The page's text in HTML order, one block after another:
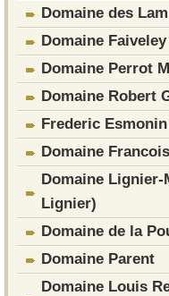
Domaine des
Domaine Faiveley
Domaine Perrot
Domaine Robert
Frederic Esmonin
Domaine
Domaine
Lignier)
Domaine de la
​Domaine Parent
Domaine Louis